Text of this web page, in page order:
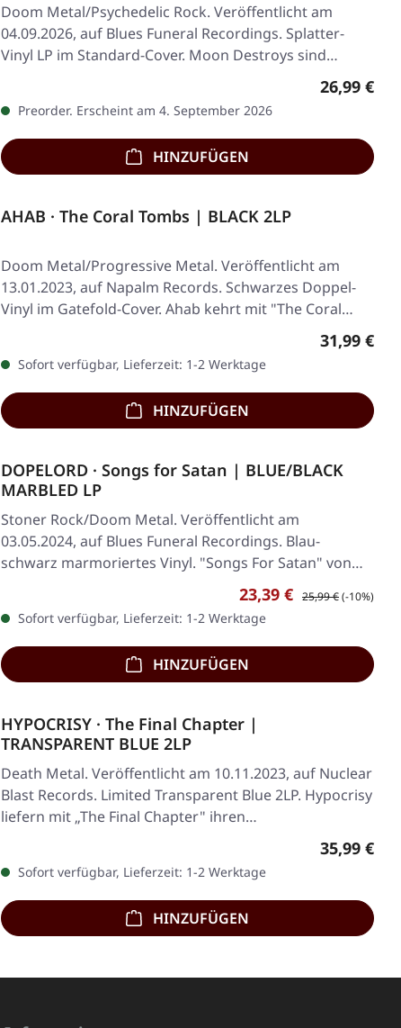
Doom Metal/Psychedelic Rock. Veröffentlicht am
04.09.2026, auf Blues Funeral Recordings. Splatter-
Vinyl LP im Standard-Cover. Moon Destroys sind…
Regulärer
26,99 €
Preorder. Erscheint am 4. September 2026
HINZUFÜGEN
AHAB · The Coral Tombs | BLACK 2LP
Doom Metal/Progressive Metal. Veröffentlicht am
13.01.2023, auf Napalm Records. Schwarzes Doppel-
Vinyl im Gatefold-Cover. Ahab kehrt mit "The Coral…
Regulärer
31,99 €
Sofort verfügbar, Lieferzeit: 1-2 Werktage
HINZUFÜGEN
DOPELORD · Songs for Satan | BLUE/BLACK
MARBLED LP
Stoner Rock/Doom Metal. Veröffentlicht am
03.05.2024, auf Blues Funeral Recordings. Blau-
schwarz marmoriertes Vinyl. "Songs For Satan" von
Verkaufspreis:
23,39 € Regulärer Preis:
25,99 €(-10%)
Sofort verfügbar, Lieferzeit: 1-2 Werktage
HINZUFÜGEN
HYPOCRISY · The Final Chapter |
TRANSPARENT BLUE 2LP
Death Metal. Veröffentlicht am 10.11.2023, auf Nuclear
Blast Records. Limited Transparent Blue 2LP. Hypocrisy
liefern mit „The Final Chapter" ihren…
Regulärer
35,99 €
Sofort verfügbar, Lieferzeit: 1-2 Werktage
HINZUFÜGEN